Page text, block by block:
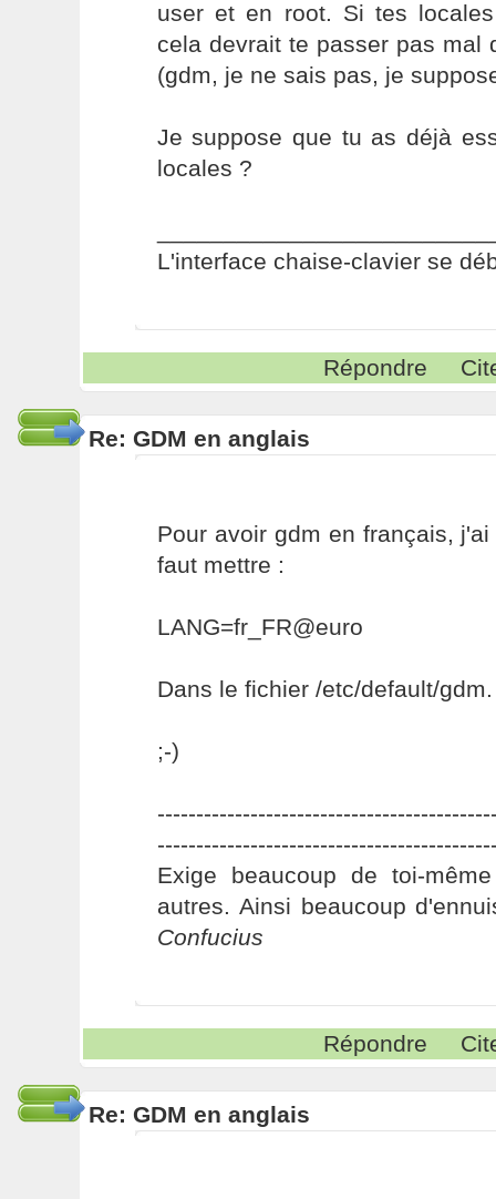
user et en root. Si tes
cela devrait te passer pas mal
(gdm, je ne sais pas, je
Je suppose que tu as déjà
locales ?
L'interface chaise-clavier se
Répondre
Re: GDM en anglais
Pour avoir gdm en français,
faut mettre :
LANG=fr_FR@euro
Dans le fichier /etc/default/gdm.
;-)
Exige beaucoup de toi-
autres. Ainsi beaucoup
Confucius
Répondre
Re: GDM en anglais